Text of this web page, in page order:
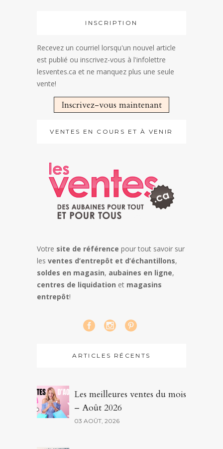
INSCRIPTION
Recevez un courriel lorsqu'un nouvel article
est publié ou inscrivez-vous à l'infolettre
lesventes.ca et ne manquez plus une seule
vente!
Inscrivez-vous maintenant
VENTES EN COURS ET À VENIR
Votre site de référence pour tout savoir sur
les ventes d’entrepôt et d’échantillons,
soldes en magasin, aubaines en ligne,
centres de liquidation et magasins
entrepôt!
ARTICLES RÉCENTS
Les meilleures ventes du mois
– Août 2026
03 AOÛT, 2026